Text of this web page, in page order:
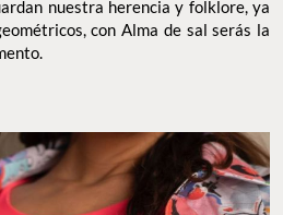
nuestra herencia y folklore, ya
con Alma de sal serás la